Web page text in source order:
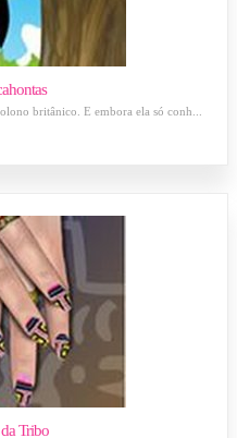
britânico. E embora ela só conh...
Tribo